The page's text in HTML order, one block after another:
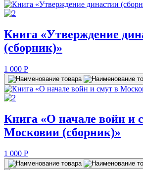
Книга «Утверждение
(сборник)»
1 000 P
Книга «О начале войн и
Московии (сборник)»
1 000 P